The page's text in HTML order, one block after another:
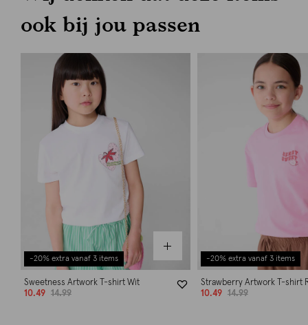
ook bij jou passen
-20% extra vanaf 3 items
Sweetness Artwork T-shirt Wit
10.49
14.99
-20% extra vanaf 3 items
Strawberry Artwork T-shirt
10.49
14.99